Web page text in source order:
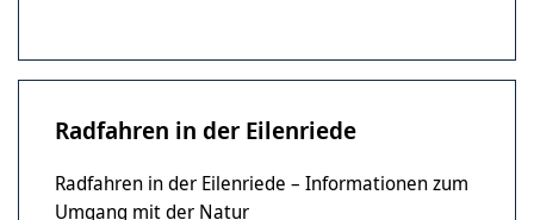
Radfahren in der Eilenriede
Radfahren in der Eilenriede – Informationen zum
Umgang mit der Natur